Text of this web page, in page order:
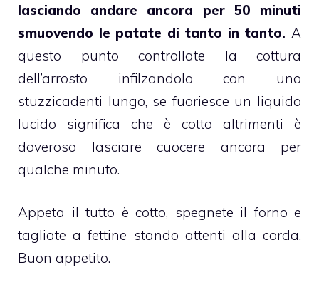
lasciando andare ancora per 50 minuti
smuovendo le patate di tanto in tanto. A
questo punto controllate la cottura
dell’arrosto infilzandolo con uno
stuzzicadenti lungo, se fuoriesce un liquido
lucido significa che è cotto altrimenti è
doveroso lasciare cuocere ancora per
qualche minuto.
Appeta il tutto è cotto, spegnete il forno e
tagliate a fettine stando attenti alla corda.
Buon appetito.